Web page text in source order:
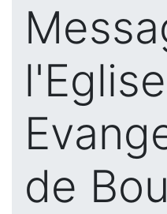
l'Eglise
de